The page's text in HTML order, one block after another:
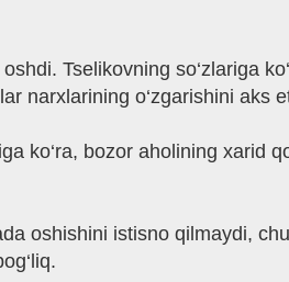
Tselikovning so‘zlariga
narxlarining o‘zgarishini aks
ko‘ra, bozor aholining xarid
oshishini istisno qilmaydi,